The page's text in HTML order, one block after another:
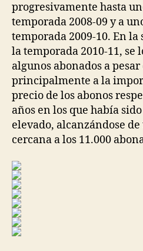
progresivamente hasta
temporada 2008-09 y a
temporada 2009-10. En
la temporada 2010-11, se
algunos abonados a
principalmente a la
precio de los abonos
años en los que había
elevado, alcanzándose
cercana a los 11.000